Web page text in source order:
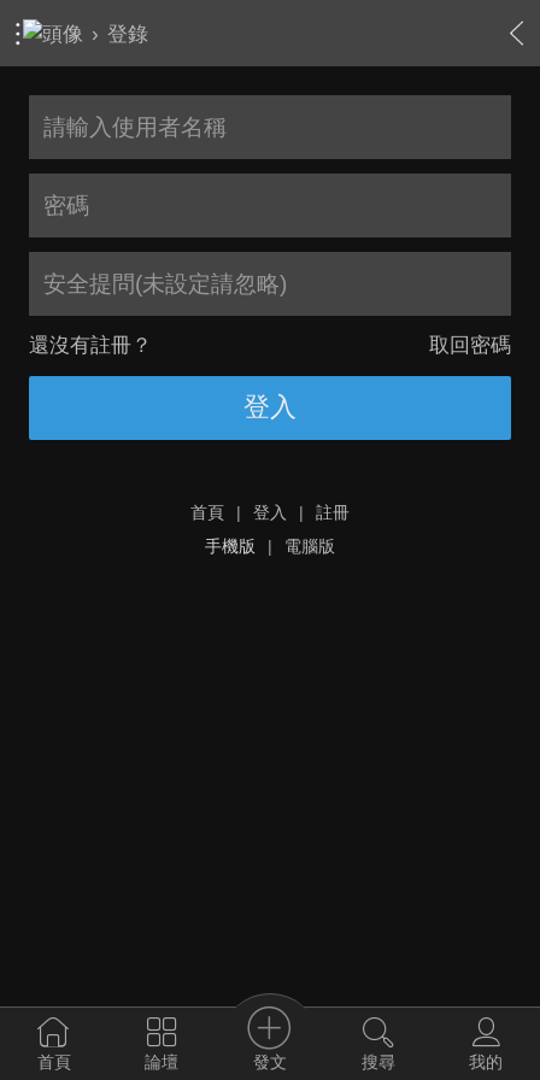
› 登錄
安全提問(未設定請忽略)
還沒有註冊？ 取回密碼
登入
首頁 | 登入 |
註冊
手機版
| 電腦版
首頁 論壇 發文 搜尋 我的